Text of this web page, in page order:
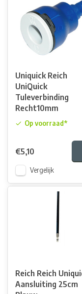
Uniquick Reich
UniQuick
Tuleverbinding
Recht10mm
Op voorraad*
€5,10
Vergelijk
Reich Reich
Aansluiting 25cm